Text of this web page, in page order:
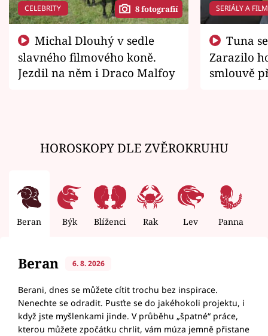
CELEBRITY 8 fotografií
slavného filmového koně.
Jezdil na něm i Draco Malfoy
SERIÁLY A
Zarazilo
smlouvě
HOROSKOPY DLE ZVĚROKRUHU
Beran Býk Blíženci Rak Lev Panna
Beran 6. 8. 2026
Berani, dnes se můžete cítit trochu bez inspirace.
Nenechte se odradit. Pusťte se do jakéhokoli projektu, i
když jste myšlenkami jinde. V průběhu „špatné“ práce,
kterou můžete zpočátku chrlit, vám múza jemně přistane